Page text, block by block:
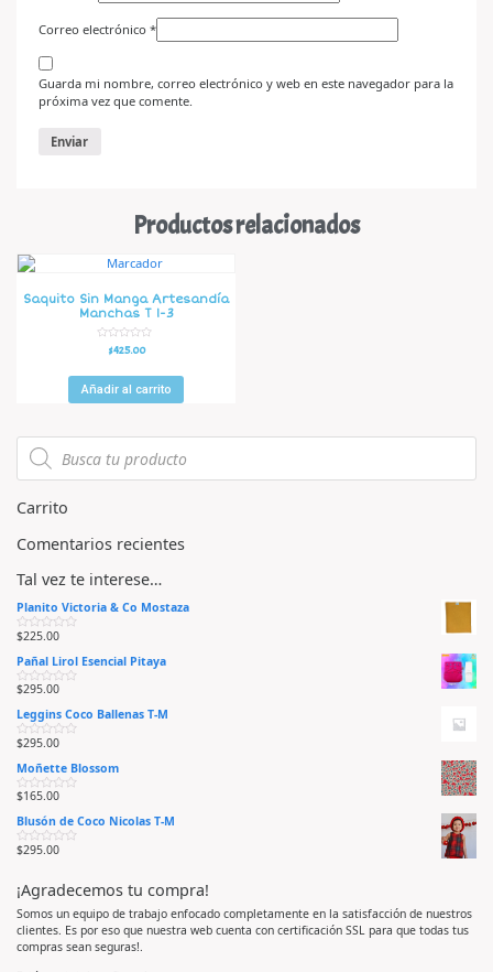
Correo electrónico *
Guarda mi nombre, correo electrónico y web en este navegador para la
próxima vez que comente.
Productos relacionados
Saquito Sin Manga Artesandía
Manchas T 1-3
o
r
a
d
n
d
e
$425.00
Añadir al carrito
Carrito
Comentarios recientes
Tal vez te interese…
Planito Victoria & Co Mostaza
V
l
o
r
a
o
e
n
0
e
5
$225.00
Pañal Lirol Esencial Pitaya
V
l
o
r
a
o
e
n
0
e
5
$295.00
Leggins Coco Ballenas T-M
V
l
o
r
a
o
e
n
0
5
$295.00
Moñette Blossom
V
l
o
r
a
e
n
0
d
e
5
$165.00
Blusón de Coco Nicolas T-M
V
o
r
a
d
o
n
$295.00
¡Agradecemos tu compra!
Somos un equipo de trabajo enfocado completamente en la satisfacción de nuestros
clientes. Es por eso que nuestra web cuenta con certificación SSL para que todas tus
compras sean seguras!.